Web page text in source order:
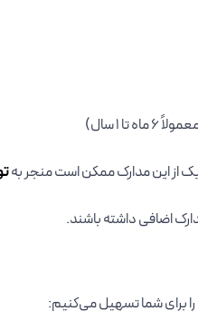
۱ سال)
از این مدارک ممکن است منجر به
اضافی داشته باشند.
را برای شما تسهیل می‌کنیم: